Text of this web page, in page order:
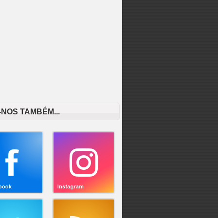
TAMBÉM...